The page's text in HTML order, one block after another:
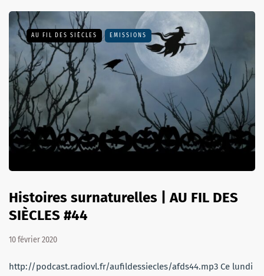
AU FIL DES SIÈCLES EMISSIONS
Histoires surnaturelles | AU FIL DES
SIÈCLES #44
10 février 2020
http://podcast.radiovl.fr/aufildessiecles/afds44.mp3 Ce lundi